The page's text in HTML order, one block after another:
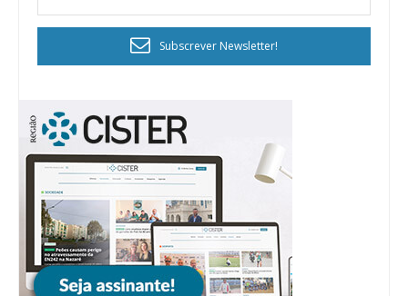
Subscrever Newsletter!